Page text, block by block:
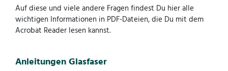
Auf diese und viele andere Fragen findest Du hier alle
wichtigen Informationen in PDF-Dateien, die Du mit dem
Acrobat Reader lesen kannst.
Anleitungen Glasfaser